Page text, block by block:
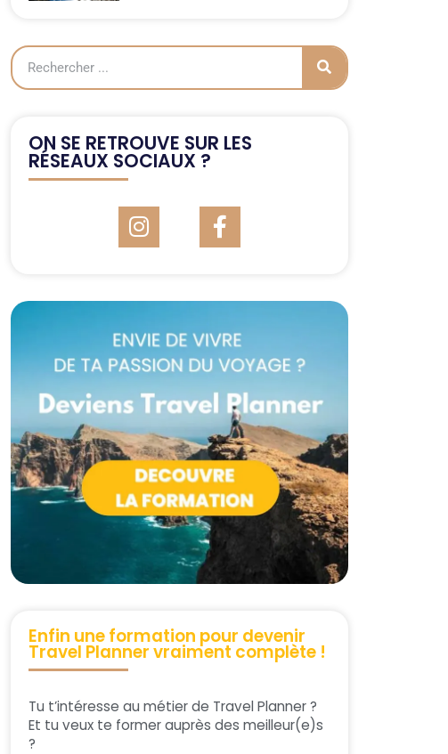
ON SE RETROUVE SUR LES
RÉSEAUX SOCIAUX ?
Enfin une formation pour devenir
Travel Planner vraiment complète !
Tu t’intéresse au métier de Travel Planner ?
Et tu veux te former auprès des meilleur(e)s
?